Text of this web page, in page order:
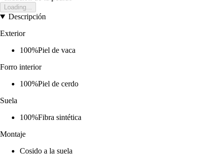
Loading...
Descripción
Exterior
100%Piel de vaca
Forro interior
100%Piel de cerdo
Suela
100%Fibra sintética
Montaje
Cosido a la suela